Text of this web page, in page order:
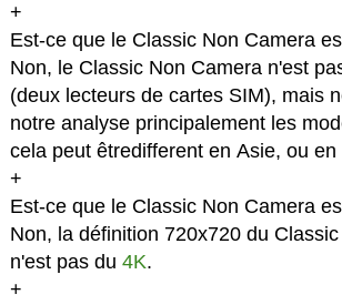
+
Est-ce que le Classic Non Camera
Non, le Classic Non Camera n'est
(deux lecteurs de cartes SIM), mais
notre analyse principalement les
cela peut êtredifferent en Asie, ou en
+
Est-ce que le Classic Non Camera
Non, la définition 720x720 du
n'est pas du 4K.
+